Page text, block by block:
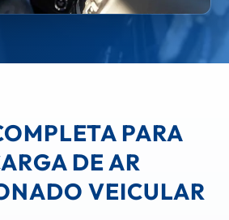
PARA
DE AR
VEICULAR